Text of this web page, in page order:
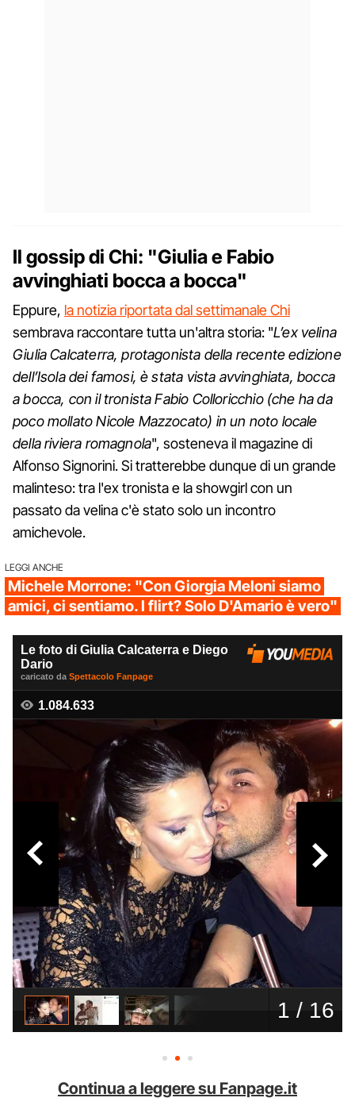
Il gossip di Chi: "Giulia e Fabio
avvinghiati bocca a bocca"
Eppure, la notizia riportata dal settimanale Chi
sembrava raccontare tutta un'altra storia: "L’ex velina
Giulia Calcaterra, protagonista della recente edizione
dell’Isola dei famosi, è stata vista avvinghiata, bocca
a bocca, con il tronista Fabio Colloricchio (che ha da
poco mollato Nicole Mazzocato) in un noto locale
della riviera romagnola", sosteneva il magazine di
Alfonso Signorini. Si tratterebbe dunque di un grande
malinteso: tra l'ex tronista e la showgirl con un
passato da velina c'è stato solo un incontro
amichevole.
LEGGI ANCHE
Michele Morrone: "Con Giorgia Meloni siamo
amici, ci sentiamo. I flirt? Solo D'Amario è vero"
Continua a leggere su Fanpage.it